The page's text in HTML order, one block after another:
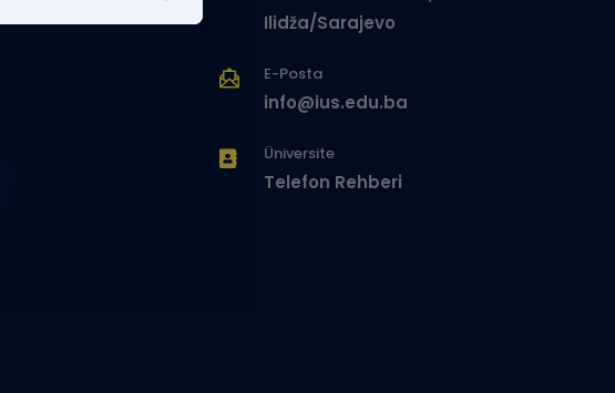
Ilidža/Sarajevo
E-Posta
info@ius.edu.ba
Üniversite
Telefon Rehberi